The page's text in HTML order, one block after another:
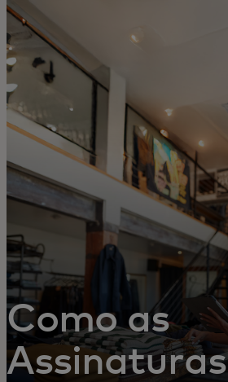
For you
For business
For the world
For innovators
News and trends
Como as
Assinaturas